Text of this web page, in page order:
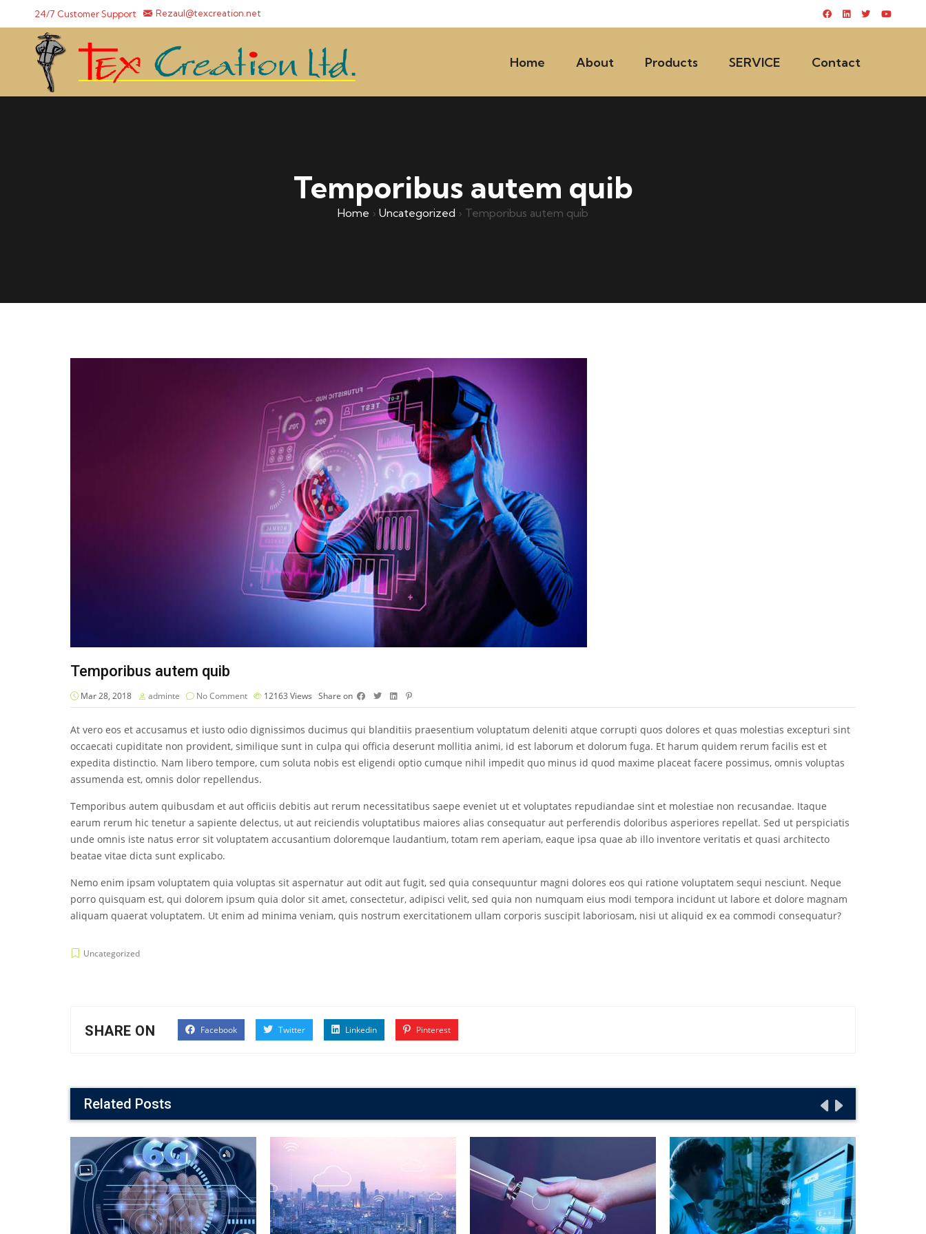
24/7 Customer Support Rezaul@texcreation.net
Home About Products SERVICE Contact
Temporibus autem quib
Home › Uncategorized › Temporibus autem quib
Temporibus autem quib
Mar 28, 2018 adminte No Comment 12163 Views Share on
At vero eos et accusamus et iusto odio dignissimos ducimus qui blanditiis praesentium voluptatum deleniti atque corrupti quos dolores et quas molestias excepturi sint
occaecati cupiditate non provident, similique sunt in culpa qui officia deserunt mollitia animi, id est laborum et dolorum fuga. Et harum quidem rerum facilis est et
expedita distinctio. Nam libero tempore, cum soluta nobis est eligendi optio cumque nihil impedit quo minus id quod maxime placeat facere possimus, omnis voluptas
assumenda est, omnis dolor repellendus.
Temporibus autem quibusdam et aut officiis debitis aut rerum necessitatibus saepe eveniet ut et voluptates repudiandae sint et molestiae non recusandae. Itaque
earum rerum hic tenetur a sapiente delectus, ut aut reiciendis voluptatibus maiores alias consequatur aut perferendis doloribus asperiores repellat. Sed ut perspiciatis
unde omnis iste natus error sit voluptatem accusantium doloremque laudantium, totam rem aperiam, eaque ipsa quae ab illo inventore veritatis et quasi architecto
beatae vitae dicta sunt explicabo.
Nemo enim ipsam voluptatem quia voluptas sit aspernatur aut odit aut fugit, sed quia consequuntur magni dolores eos qui ratione voluptatem sequi nesciunt. Neque
porro quisquam est, qui dolorem ipsum quia dolor sit amet, consectetur, adipisci velit, sed quia non numquam eius modi tempora incidunt ut labore et dolore magnam
aliquam quaerat voluptatem. Ut enim ad minima veniam, quis nostrum exercitationem ullam corporis suscipit laboriosam, nisi ut aliquid ex ea commodi consequatur?
Uncategorized
SHARE ON Facebook Twitter Linkedin Pinterest
Related Posts